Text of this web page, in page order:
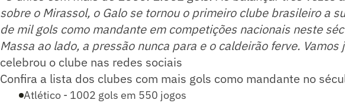
sobre o Mirassol, o Galo se tornou o primeiro clube brasileiro a
de mil gols como mandante em competições nacionais neste
Massa ao lado, a pressão nunca para e o caldeirão ferve.
celebrou o clube nas redes sociais
Confira a lista dos clubes com mais gols como mandante no
Atlético - 1002 gols em 550 jogos